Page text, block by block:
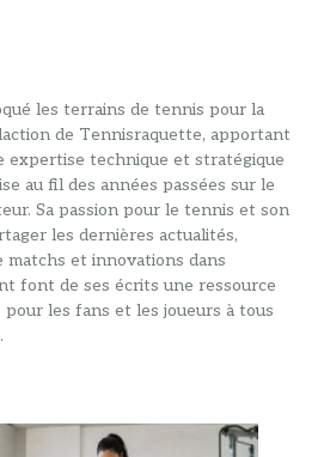
les terrains de tennis pour la
de Tennisraquette, apportant
expertise technique et stratégique
au fil des années passées sur le
Sa passion pour le tennis et son
les dernières actualités,
matchs et innovations dans
font de ses écrits une ressource
pour les fans et les joueurs à tous